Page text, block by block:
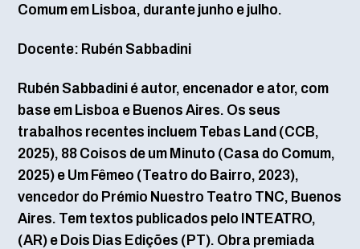
Comum em Lisboa, durante junho e julho.
Docente: Rubén Sabbadini
Rubén Sabbadini é autor, encenador e ator, com
base em Lisboa e Buenos Aires. Os seus
trabalhos recentes incluem Tebas Land (CCB,
2025), 88 Coisos de um Minuto (Casa do Comum,
2025) e Um Fêmeo (Teatro do Bairro, 2023),
vencedor do Prémio Nuestro Teatro TNC, Buenos
Aires. Tem textos publicados pelo INTEATRO,
(AR) e Dois Dias Edições (PT). Obra premiada